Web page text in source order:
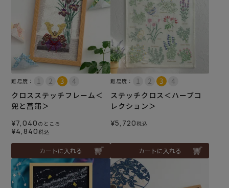
難易度：
クロスステッチフレーム＜
兜と菖蒲＞
¥7,040 のところ
¥4,840税込
カートに入れる
難易度：
ステッチクロス＜ハーブコ
レクション＞
¥5,720税込
カートに入れる